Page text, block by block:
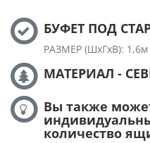
БУФЕТ ПОД
РАЗМЕР (ШхГхВ): 1,6м
МАТЕРИАЛ -
Вы также
количество